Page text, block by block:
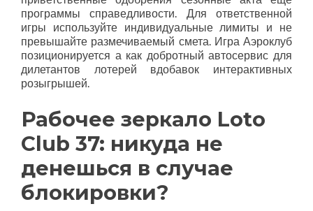
программы справедливости. Для ответственной
игры используйте индивидуальные лимиты и не
превышайте размечиваемый смета. Игра Аэроклуб
позиционируется а как добротный автосервис для
дилетантов лотерей вдобавок интерактивных
розыгрышей.
Рабочее зеркало Loto
Club 37: никуда не
денешься в случае
блокировки?